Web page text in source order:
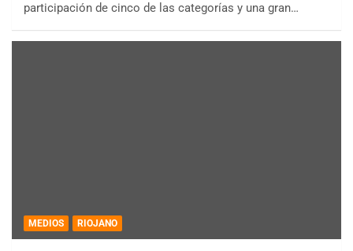
participación de cinco de las categorías y una gran…
MEDIOS RIOJANO